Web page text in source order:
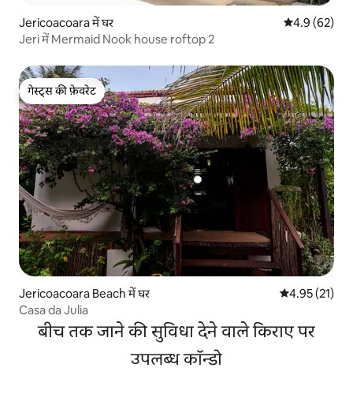
Jericoacoara में घर औसत रेटिंग 5 में
4.9 (62)
Jeri में Mermaid Nook house roftop 2
गेस्ट्स की फ़ेवरेट
गेस्ट्स की फ़ेवरेट
Jericoacoara Beach में घर औसत रेटिंग 5 में
4.95 (21)
Casa da Julia
बीच तक जाने की सुविधा देने वाले किराए पर
उपलब्ध कॉन्डो